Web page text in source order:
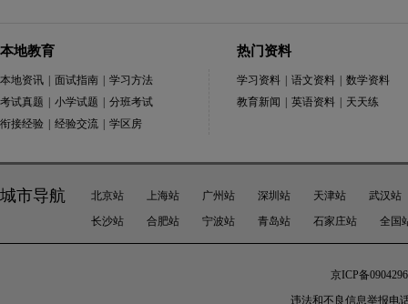
本地教育
本地资讯 面试指南
学习方法
考试真题
小学试题
分班考试
衔接经验
经验交流 学区房
热门资料
学习资料 语文资料
数学资料
教育新闻
英语资料 天天练
城市导航 北京站 上海站 广州站 深圳站 天津站
武汉站
长沙站
合肥站 宁波站 青岛站 石家庄站 全国
京ICP备
违法和不良信息举报电